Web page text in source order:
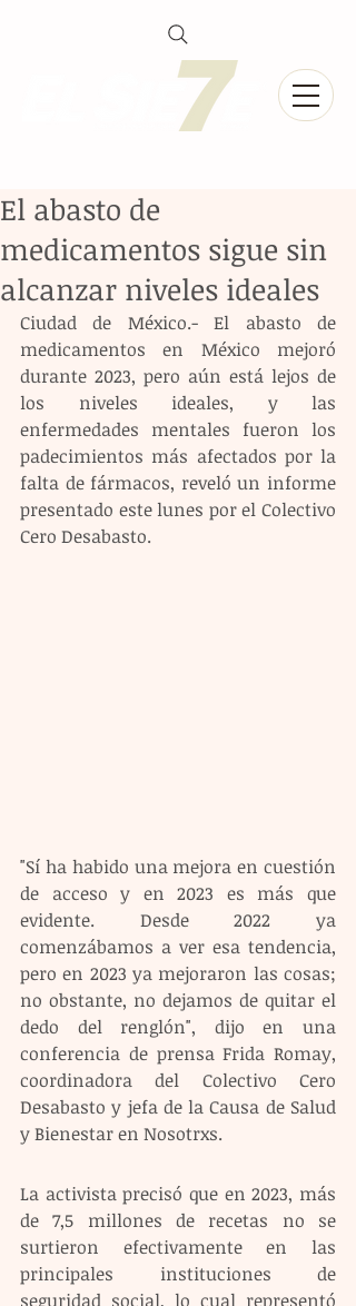
El abasto de
medicamentos sigue sin
alcanzar niveles ideales
Ciudad de México.- El abasto de
medicamentos en México mejoró
durante 2023, pero aún está lejos de
los niveles ideales, y las
enfermedades mentales fueron los
padecimientos más afectados por la
falta de fármacos, reveló un informe
presentado este lunes por el Colectivo
Cero Desabasto.
"Sí ha habido una mejora en cuestión
de acceso y en 2023 es más que
evidente. Desde 2022 ya
comenzábamos a ver esa tendencia,
pero en 2023 ya mejoraron las cosas;
no obstante, no dejamos de quitar el
dedo del renglón", dijo en una
conferencia de prensa Frida Romay,
coordinadora del Colectivo Cero
Desabasto y jefa de la Causa de Salud
y Bienestar en Nosotrxs.
La activista precisó que en 2023, más
de 7,5 millones de recetas no se
surtieron efectivamente en las
principales instituciones de
seguridad social, lo cual representó